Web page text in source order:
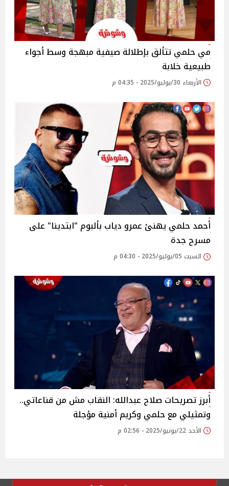
مي حلمي تتألق بإطلالة صيفية مبهجة وسط أجواء
طبيعية خلابة
الأربعاء 30/يوليو/2025 - 04:35 م
أحمد حلمي يهنئ عمرو دياب بألبوم "ابتدينا" على
مسرح جدة‎
السبت 05/يوليو/2025 - 04:30 م
أبرز تصريحات صلاح عبدالله: النقاب مش من قناعاتي..
وتمثيلي مع حلمي وكريم أمنية مؤجلة‎
الأحد 22/يونيو/2025 - 02:56 م